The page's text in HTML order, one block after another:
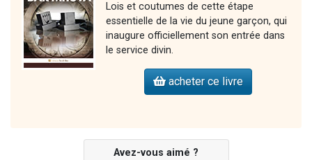
Lois et coutumes de cette étape
essentielle de la vie du jeune garçon, qui
inaugure officiellement son entrée dans
le service divin.
acheter ce livre
Avez-vous aimé ?